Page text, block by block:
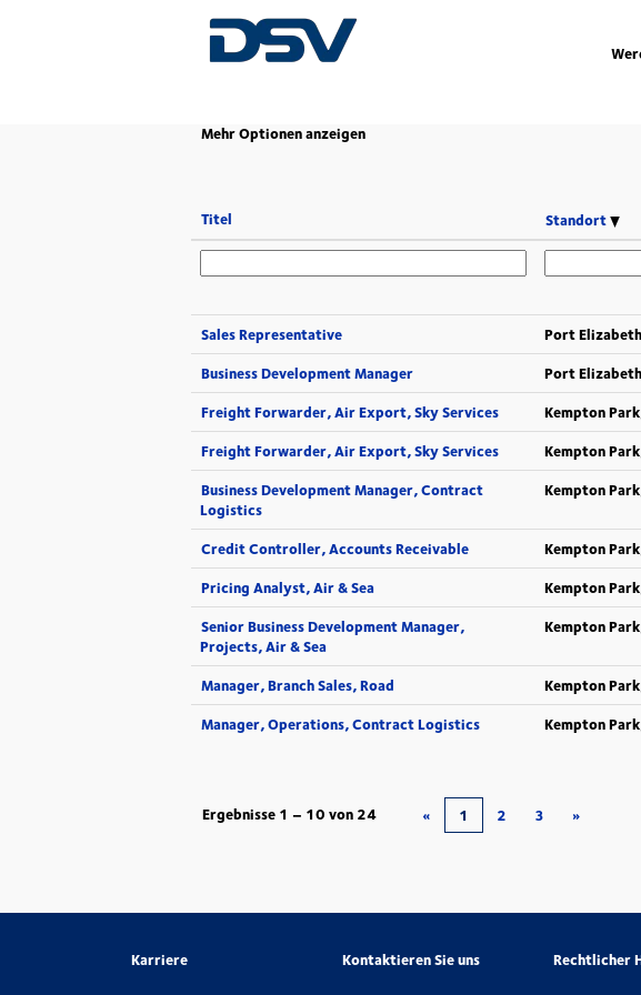
Startseite |bei DSV(aktuelle
Seite)
Mehr Optionen anzeigen
Titel Standort
Sales Representative
Port
Business Development Manager
Port
Freight Forwarder, Air Export, Sky Services
Kempton
Freight Forwarder, Air Export, Sky Services
Kempton
Business Development Manager, Contract
Logistics
Kempton
Credit Controller, Accounts Receivable Kempton
Pricing Analyst, Air & Sea
Kempton
Senior Business Development Manager,
Projects, Air & Sea
Kempton
Manager, Branch Sales, Road Kempton
Manager, Operations, Contract Logistics
Kempton
Ergebnisse 1 – 10 von 24 « 1 2 3 »
Karriere Kontaktieren Sie uns Rechtlicher